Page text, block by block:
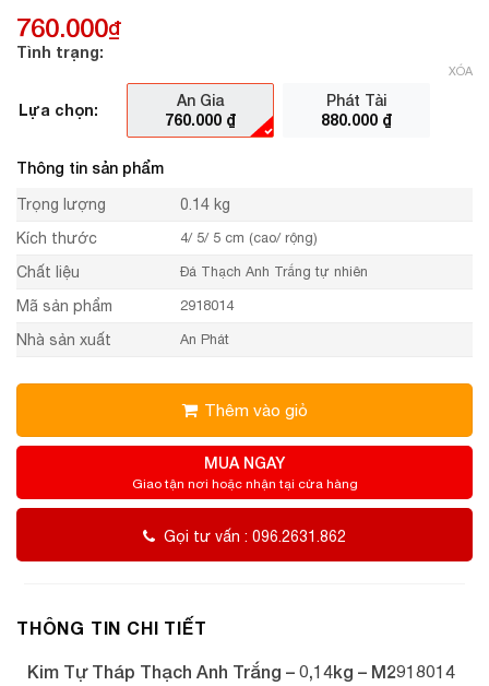
760.000₫
Tình trạng:
Lựa chọn:
An Gia
760.000 ₫
Phát Tài
880.000 ₫
XÓA
Thông tin sản phẩm
Trọng lượng
0.14 kg
Kích thước
4/ 5/ 5 cm (cao/ rộng)
Chất liệu Đá Thạch Anh Trắng tự nhiên
Mã sản phẩm 2918014
Nhà sản xuất An Phát
Thêm vào giỏ
MUA NGAY
Giao tận nơi hoặc nhận tại cửa hàng
Gọi tư vấn : 096.2631.862
THÔNG TIN CHI TIẾT
Kim Tự Tháp Thạch Anh Trắng – 0,14kg – M2918014